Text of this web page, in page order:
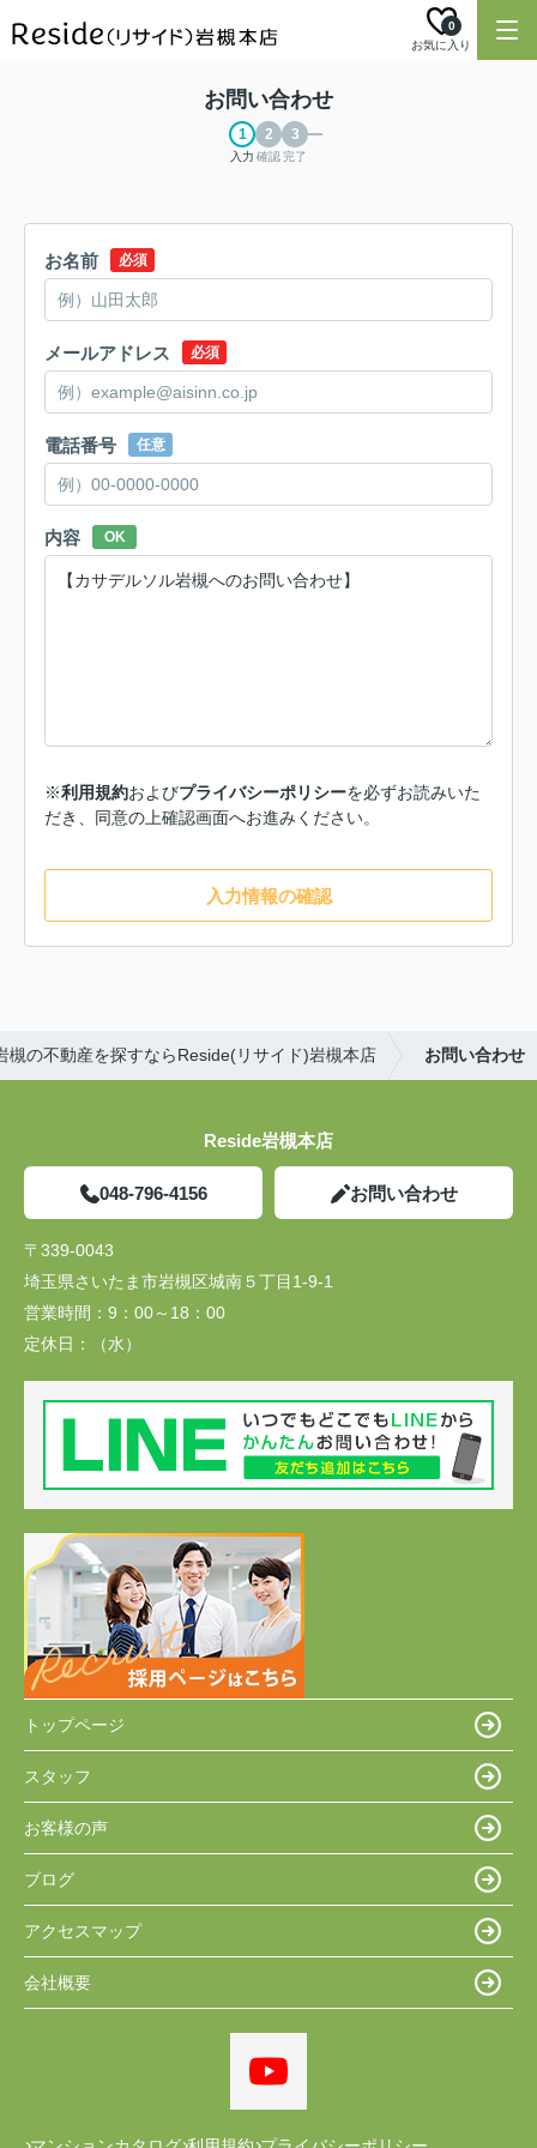
お気に入り
0
お問い合わせ
入力 確認完了
お名前 必須
メールアドレス 必須
電話番号 任意
内容 OK
※利用規約およびプライバシーポリシーを必ずお読みいた
だき、同意の上確認画面へお進みください。
入力情報の確認
槻の不動産を探すならReside(リサイド)岩槻本店 お問い合わせ
Reside岩槻本店
048-796-4156 お問い合わせ
〒339-0043
埼玉県さいたま市岩槻区城南５丁目1-9-1
営業時間： 9：00～18：00
定休日：
（水）
トップページ
スタッフ
お客様の声
ブログ
アクセスマップ
会社概要